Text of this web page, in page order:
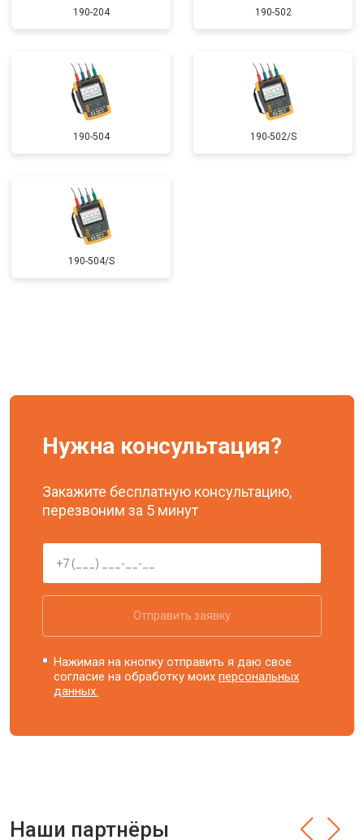
190-204 190-502
190-504 190-502/S
190-504/S
Нужна консультация?
Закажите бесплатную консультацию,
перезвоним за 5 минут
Отправить заявку
Нажимая на кнопку отправить я даю свое
согласие на обработку моихперсональных
данных.
Наши партнёры